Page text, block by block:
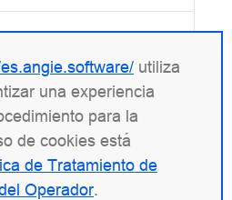
server
njs que se llamará en la
referenciar funciones de
utiliza
una experiencia
para la
de cookies está
de Tratamiento de
Operador.